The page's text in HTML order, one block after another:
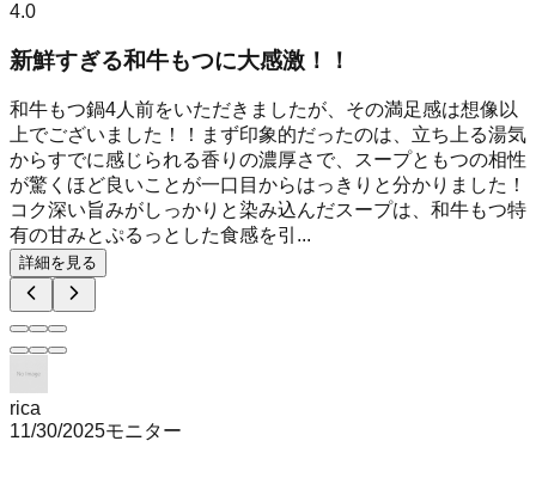
4.0
新鮮すぎる和牛もつに大感激！！
和牛もつ鍋4人前をいただきましたが、その満足感は想像以
上でございました！！まず印象的だったのは、立ち上る湯気
からすでに感じられる香りの濃厚さで、スープともつの相性
が驚くほど良いことが一口目からはっきりと分かりました！
コク深い旨みがしっかりと染み込んだスープは、和牛もつ特
有の甘みとぷるっとした食感を引...
詳細を見る
rica
11/30/2025モニター